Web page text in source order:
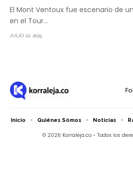
El Mont Ventoux fue escenario de
en el Tour…
JULIO 22, 2025
© 2026 Korraleja.co - Todos los
Inicio Quiénes Sómos Noticias